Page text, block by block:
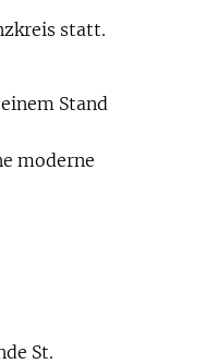
statt.
Stand
moderne
St.